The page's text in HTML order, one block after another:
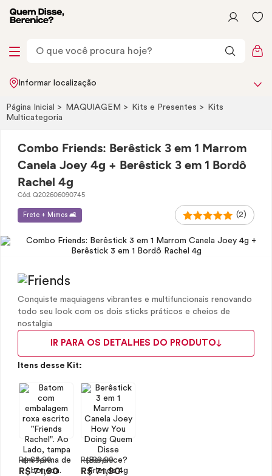
Informar localização
Página Inicial MAQUIAGEM Kits e Presentes
Kits
Multicategoria
Combo Friends: Berêstick 3 em 1 Marrom
Canela Joey 4g + Berêstick 3 em 1 Bordô
Rachel 4g
Cód. Q202606090745
Frete + Mimos 🛋️ (2)
Conquiste maquiagens vibrantes e multifuncionais renovando
todo seu look com os dois sticks práticos e cheios de
nostalgia
IR PARA OS DETALHES DO PRODUTO
Itens desse Kit:
R$ 89,90
R$ 71,90
R$ 89,90
R$ 71,90